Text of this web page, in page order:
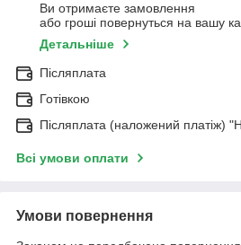
Ви отримаєте замовлення
або гроші повернуться на вашу
Детальніше
Післяплата
Готівкою
Післяплата (наложений платіж)
Всі умови оплати
Умови повернення